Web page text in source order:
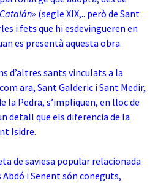
(segle XIX,.. però de Sant
i fets que hi esdevingueren en
es presentà aquesta obra.
d’altres sants vinculats a la
ara, Sant Galderic i Sant Medir,
la Pedra, s’impliquen, en lloc de
detall que els diferencia de la
Isidre.
de saviesa popular relacionada
i Senent són coneguts,